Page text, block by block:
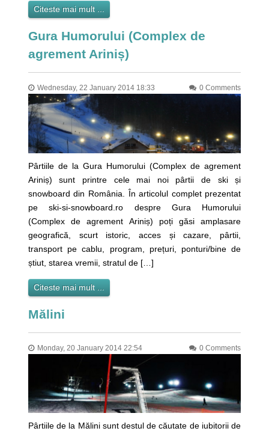
Citeste mai mult ...
Gura Humorului (Complex de
agrement Ariniș)
Wednesday, 22 January 2014 18:33 0 Comments
Pârtiile de la Gura Humorului (Complex de agrement
Ariniș) sunt printre cele mai noi pârtii de ski și
snowboard din România. În articolul complet prezentat
pe ski-si-snowboard.ro despre Gura Humorului
(Complex de agrement Ariniș) poți găsi amplasare
geografică, scurt istoric, acces și cazare, pârtii,
transport pe cablu, program, prețuri, ponturi/bine de
știut, starea vremii, stratul de […]
Citeste mai mult ...
Mălini
Monday, 20 January 2014 22:54 0 Comments
Pârtiile de la Mălini sunt destul de căutate de iubitorii de